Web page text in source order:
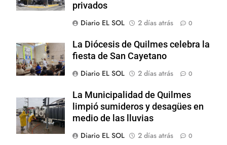
privados
Diario EL SOL
2 días atrás 0
La Diócesis de Quilmes celebra la
fiesta de San Cayetano
Diario EL SOL
2 días atrás 0
La Municipalidad de Quilmes
limpió sumideros y desagües en
medio de las lluvias
Diario EL SOL
2 días atrás 0